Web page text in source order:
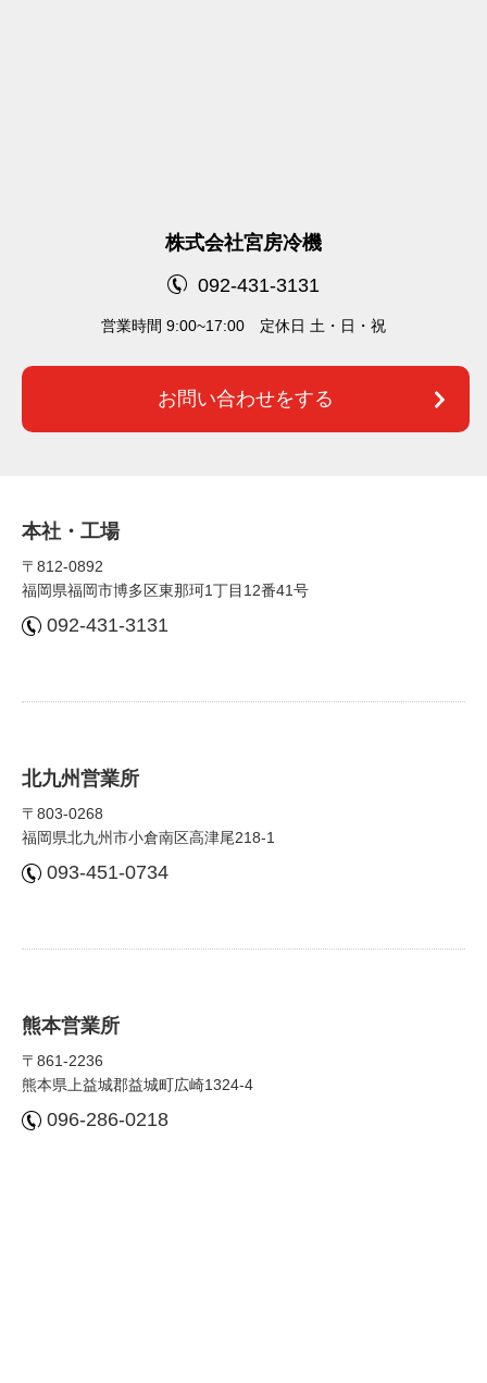
株式会社宮房冷機
092-431-3131
営業時間 9:00~17:00 定休⽇ 土・日・祝
お問い合わせをする
本社・⼯場
〒812-0892
福岡県福岡市博多区東那珂1丁⽬12番41号
092-431-3131
北九州営業所
〒803-0268
福岡県北九州市⼩倉南区⾼津尾218-1
093-451-0734
熊本営業所
〒861-2236
熊本県上益城郡益城町広崎1324-4
096-286-0218